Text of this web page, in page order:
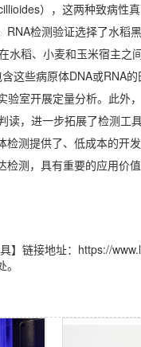
），这两种致病性
检测验证选择了水稻
稻、小麦和玉米宿主
这些病原体DNA或RNA
室开展定量分析。此外
，进一步拓展了检测工
测提供了、低成本的开
测，具有重要的应用价值
】链接地址：https://